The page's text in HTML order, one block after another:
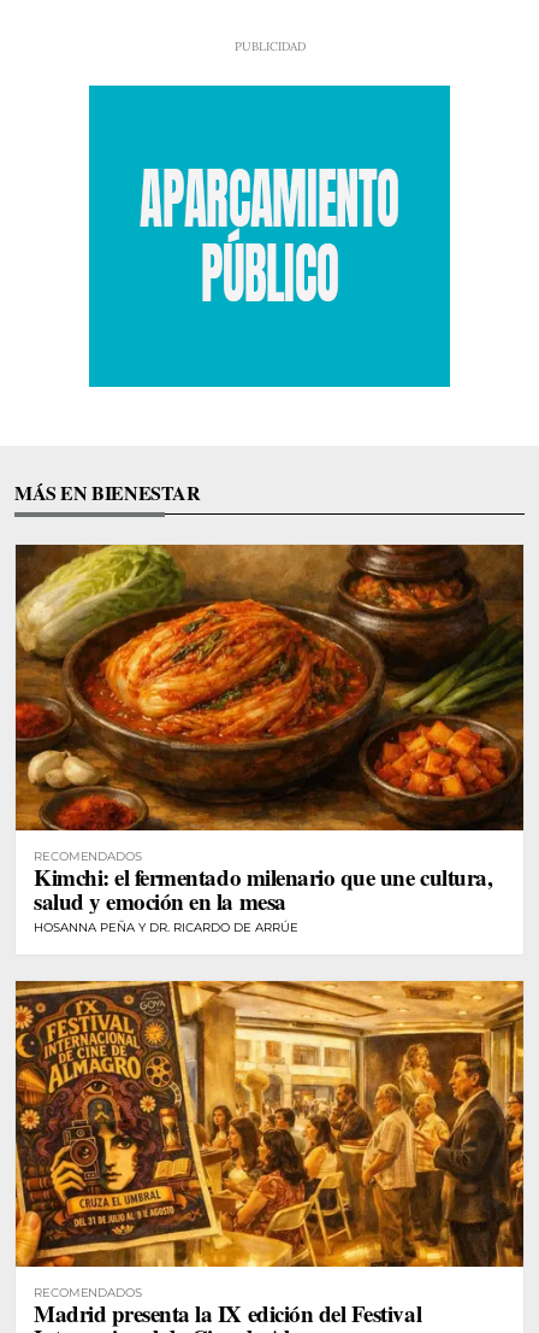
MÁS EN BIENESTAR
RECOMENDADOS
Kimchi: el fermentado milenario que une cultura,
salud y emoción en la mesa
HOSANNA PEÑA Y DR. RICARDO DE ARRÚE
RECOMENDADOS
Madrid presenta la IX edición del Festival